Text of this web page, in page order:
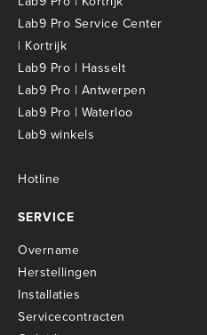
Lab9 Pro Service Center
| Kortrijk
Lab9 Pro | Hasselt
Lab9 Pro | Antwerpen
Lab9 Pro | Waterloo
Lab9 winkels
Hotline
SERVICE
Overname
Herstellingen
Installaties
Servicecontracten